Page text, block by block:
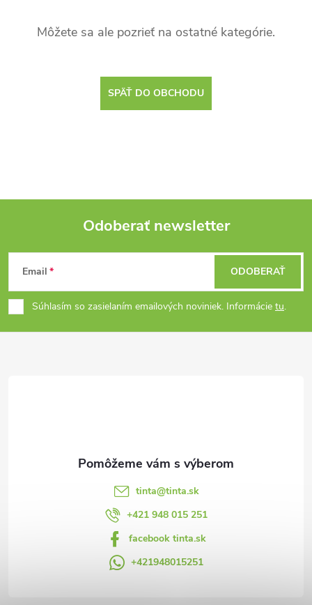
Môžete sa ale pozrieť na ostatné kategórie.
SPÄŤ DO OBCHODU
Z
á
p
Odoberať newsletter
Email
Súhlasím so zasielaním emailových noviniek. Informácie tu.
ODOBERAŤ
tinta@tinta.sk
+421 948 015 251
facebook tinta.sk
+421948015251